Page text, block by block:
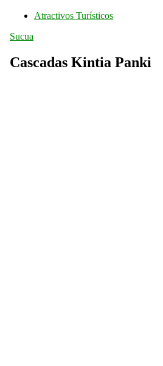
Atractivos Turísticos
Sucua
Cascadas Kintia Panki